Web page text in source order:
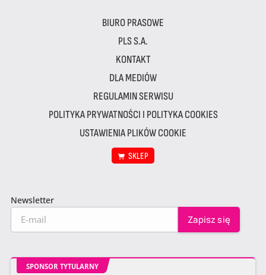
BIURO PRASOWE
PLS S.A.
KONTAKT
DLA MEDIÓW
REGULAMIN SERWISU
POLITYKA PRYWATNOŚCI I POLITYKA COOKIES
USTAWIENIA PLIKÓW COOKIE
SKLEP
Newsletter
SPONSOR TYTULARNY